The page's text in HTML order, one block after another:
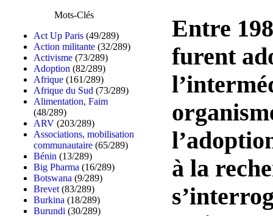
Mots-Clés
Act Up Paris (49/289)
Action militante (32/289)
Activisme (73/289)
Adoption (82/289)
Afrique (161/289)
Afrique du Sud (73/289)
Alimentation, Faim
(48/289)
ARV (203/289)
Associations, mobilisation
communautaire (65/289)
Bénin (13/289)
Big Pharma (16/289)
Botswana (9/289)
Brevet (83/289)
Burkina (18/289)
Burundi (30/289)
Entre
furent
à la